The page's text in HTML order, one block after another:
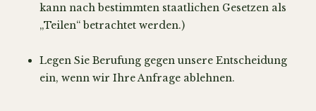
kann nach bestimmten staatlichen Gesetzen als
„Teilen“ betrachtet werden.)
Legen Sie Berufung gegen unsere Entscheidung
ein, wenn wir Ihre Anfrage ablehnen.